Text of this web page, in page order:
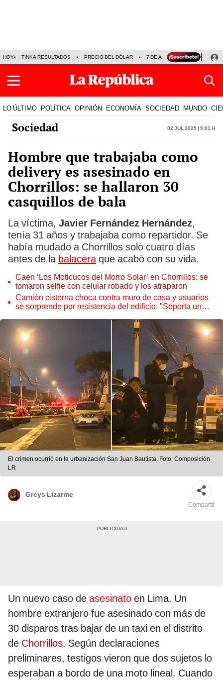
HOY TINKA RESULTADOS PRECIO DEL DÓLAR 7 DE AGOSTO OLLANTA
LO ÚLTIMO POLÍTICA OPINIÓN ECONOMÍA SOCIEDAD MUNDO
Sociedad 02 Jul 2025 | 9:01 h
Hombre que trabajaba como
delivery es asesinado en
Chorrillos: se hallaron 30
casquillos de bala
La víctima, Javier Fernández Hernández,
tenía 31 años y trabajaba como repartidor. Se
había mudado a Chorrillos solo cuatro días
antes de la balaceraque acabó con su vida.
Caen ‘Los Moticucos del Morro Solar’ en Chorrillos: se
tomaron selfie con celular robado y los atraparon
Camión cisterna choca contra muro de casa y usuarios
se sorprende por resistencia del edificio: "Soporta un
El crimen ocurrió en la urbanización San Juan Bautista. Foto: Composición
LR
Greys Lizarme
Compartir
Un nuevo caso de asesinato en Lima. Un
hombre extranjero fue asesinado con más de
30 disparos tras bajar de un taxi en el distrito
de Chorrillos. Según declaraciones
preliminares, testigos vieron que dos sujetos lo
esperaban a bordo de una moto lineal. Cuando